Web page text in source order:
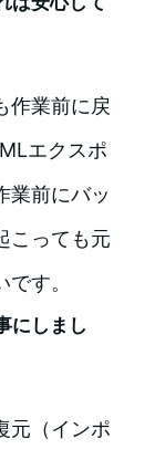
作業前に戻
エクスポ
業前にバッ
こっても元
す。
にしまし
元（インポ